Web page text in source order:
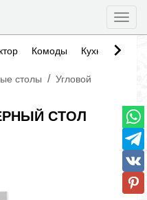
Комоды Кухни
столы / Угловой
СТОЛ